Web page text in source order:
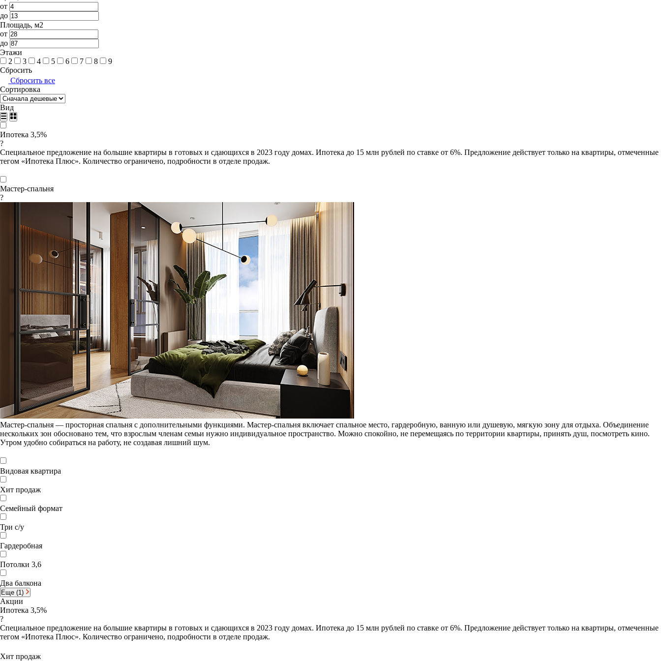
от
до
Площадь, м2
от
до
Этажи
2
3 4 5 6 7 8
9
Сбросить
Сбросить все
Сортировка
Вид
Ипотека 3,5%
?
Специальное предложение на большие квартиры в готовых и сдающихся в 2023 году домах. Ипотека до 15 млн рублей по ставке от 6%. Предложение действует только на квартиры, отмеченные
тегом «Ипотека Плюс». Количество ограничено, подробности в отделе продаж.
Мастер-спальня
?
Мастер-спальня — просторная спальня с дополнительными функциями. Мастер-спальня включает спальное место, гардеробную, ванную или душевую, мягкую зону для отдыха. Объединение
нескольких зон обосновано тем, что взрослым членам семьи нужно индивидуальное пространство. Можно спокойно, не перемещаясь по территории квартиры, принять душ, посмотреть кино.
Утром удобно собираться на работу, не создавая лишний шум.
Видовая квартира
Хит продаж
Семейный формат
Три с/у
Гардеробная
Потолки 3,6
Два балкона
Еще (1)
Акции
Ипотека 3,5%
?
Специальное предложение на большие квартиры в готовых и сдающихся в 2023 году домах. Ипотека до 15 млн рублей по ставке от 6%. Предложение действует только на квартиры, отмеченные
тегом «Ипотека Плюс». Количество ограничено, подробности в отделе продаж.
Хит продаж